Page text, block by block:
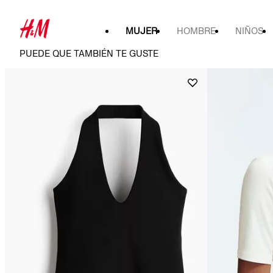
MUJER HOMBRE NIÑOS
PUEDE QUE TAMBIÉN TE GUSTE